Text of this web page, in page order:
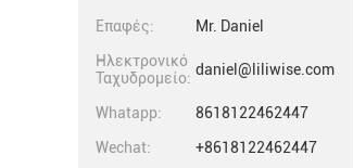
Επαφές:
Mr. Daniel
Ηλεκτρονικό
Ταχυδρομείο: daniel@liliwise.com
Whatapp:
8618122462447
Wechat:
+8618122462447